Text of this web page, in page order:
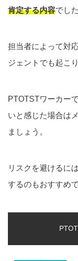
肯定する内容でした
担当者によって対
ジェントでも起こ
PTOTSTワーカー
いと感じた場合は
ましょう。
リスクを避けるに
するのもおすすめで